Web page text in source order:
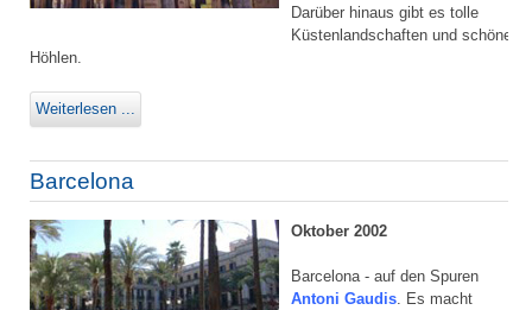
Darüber hinaus gibt es tolle
Küstenlandschaften und schöne
Höhlen.
Weiterlesen ...
Barcelona
Oktober 2002
Barcelona - auf den Spuren
Antoni Gaudis . Es macht